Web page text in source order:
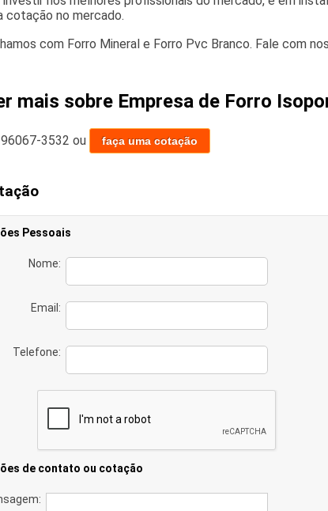
cotação no mercado.
com Forro Mineral e Forro Pvc Branco. Fale com
mais sobre Empresa de Forro
3532 ou faça uma cotação
Pessoais
Nome:
Email:
Telefone:
de contato ou cotação